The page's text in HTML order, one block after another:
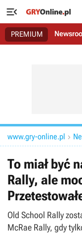

PREMIUM
www.gry-online.pl 
To miał być
Rally, ale
Old School Rally
McRae Rally, gdy